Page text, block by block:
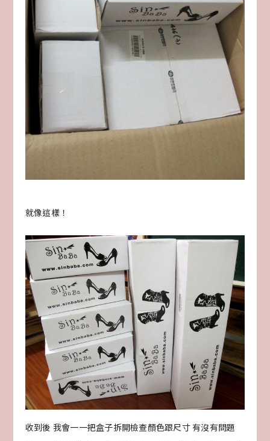
就像這樣！
收到後 我會一一把盒子拆開檢查顏色跟尺寸 有沒有問題